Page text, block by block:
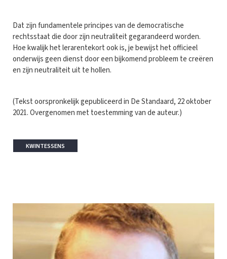
Dat zijn fundamentele principes van de democratische
rechtsstaat die door zijn neutraliteit gegarandeerd worden.
Hoe kwalijk het lerarentekort ook is, je bewijst het officieel
onderwijs geen dienst door een bijkomend probleem te creëren
en zijn neutraliteit uit te hollen.
(Tekst oorspronkelijk gepubliceerd in De Standaard, 22 oktober
2021. Overgenomen met toestemming van de auteur.)
KWINTESSENS